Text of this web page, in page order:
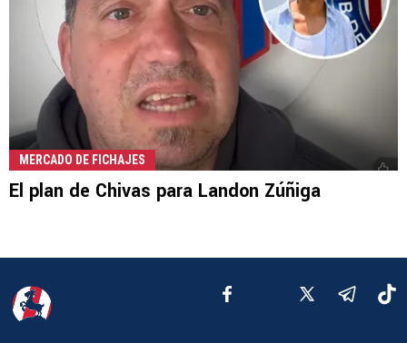
MERCADO DE FICHAJES
El plan de Chivas para Landon Zúñiga